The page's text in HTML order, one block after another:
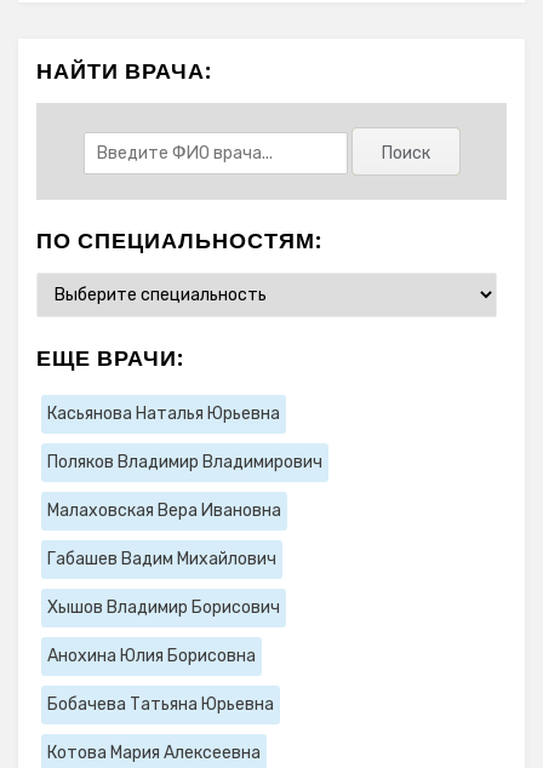
НАЙТИ ВРАЧА:
ПО СПЕЦИАЛЬНОСТЯМ:
ЕЩЕ ВРАЧИ:
Касьянова Наталья Юрьевна
Поляков Владимир Владимирович
Малаховская Вера Ивановна
Габашев Вадим Михайлович
Хышов Владимир Борисович
Анохина Юлия Борисовна
Бобачева Татьяна Юрьевна
Котова Мария Алексеевна